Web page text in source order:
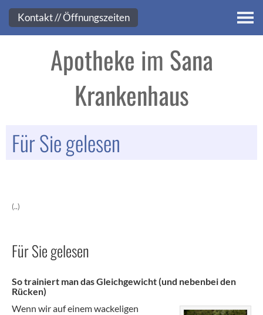
Kontakt
Apotheke im Sana
Krankenhaus
Für Sie gelesen
(..)
Für Sie gelesen
So trainiert man das Gleichgewicht (und nebenbei den
Rücken)
Wenn wir auf einem wackeligen
Kontakt // Öffnungszeiten